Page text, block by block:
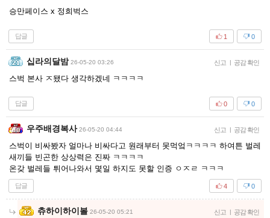
승만페이스 x 정희벅스
답글 0
1
십라의달밤 26-05-20 03:26 신고 | 공감 확인
스벅 본사 ㅈ됐다 생각하겠네 ㅋㅋㅋㅋ
답글 0
0
우주배경복사 26-05-20 04:44 신고 | 공감 확인
스벅이 비싸봤자 얼마나 비싸다고 원래부터 못먹엌ㅋㅋㅋㅋ 하여튼 벌레
새끼들 빈곤한 상상력은 진짜 ㅋㅋㅋㅋ
온갖 벌레들 튀어나와서 몇일 하지도 못할 인증 ㅇㅈㄹ ㅋㅋㅋ
답글 0
4
츄하이하이볼 26-05-20 05:21 신고 | 공감 확인